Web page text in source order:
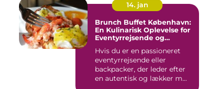
14. jan
Brunch Buffet København:
En Kulinarisk Oplevelse for
Eventyrrejsende og
Hvis du er en passioneret
eventyrrejsende eller
backpacker, der leder efter
en autentisk og lækker m...